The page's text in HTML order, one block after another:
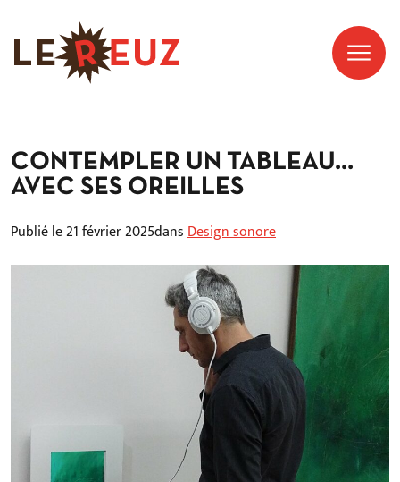
CONTEMPLER UN TABLEAU…
AVEC SES OREILLES
Publié le 21 février 2025dansDesign sonore